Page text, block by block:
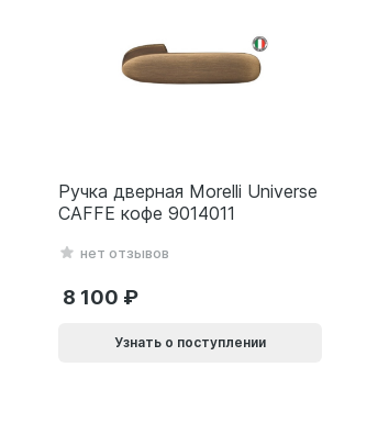
Ручка дверная Morelli Universe
CAFFE кофе 9014011
нет отзывов
8 100
Узнать о поступлении